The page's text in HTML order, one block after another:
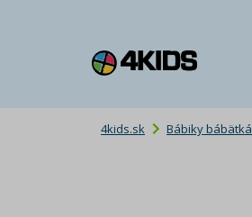
4kids.sk Bábiky bábätká